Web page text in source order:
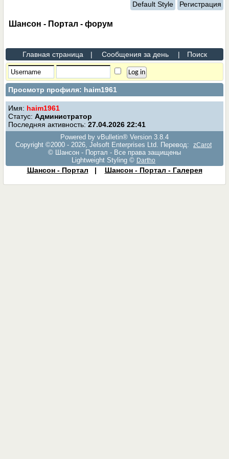
Default Style Регистрация
Шансон - Портал - форум
Главная страница | Сообщения за день | Поиск
Просмотр профиля: haim1961
Имя: haim1961
Статус:Администратор
Последняя активность: 27.04.202622:41
Powered by vBulletin® Version 3.8.4
Copyright ©2000 - 2026, Jelsoft Enterprises Ltd. Перевод:
zCarot
© Шансон - Портал - Все права защищены
Lightweight Styling © Dartho
Шансон - Портал | Шансон - Портал - Галерея